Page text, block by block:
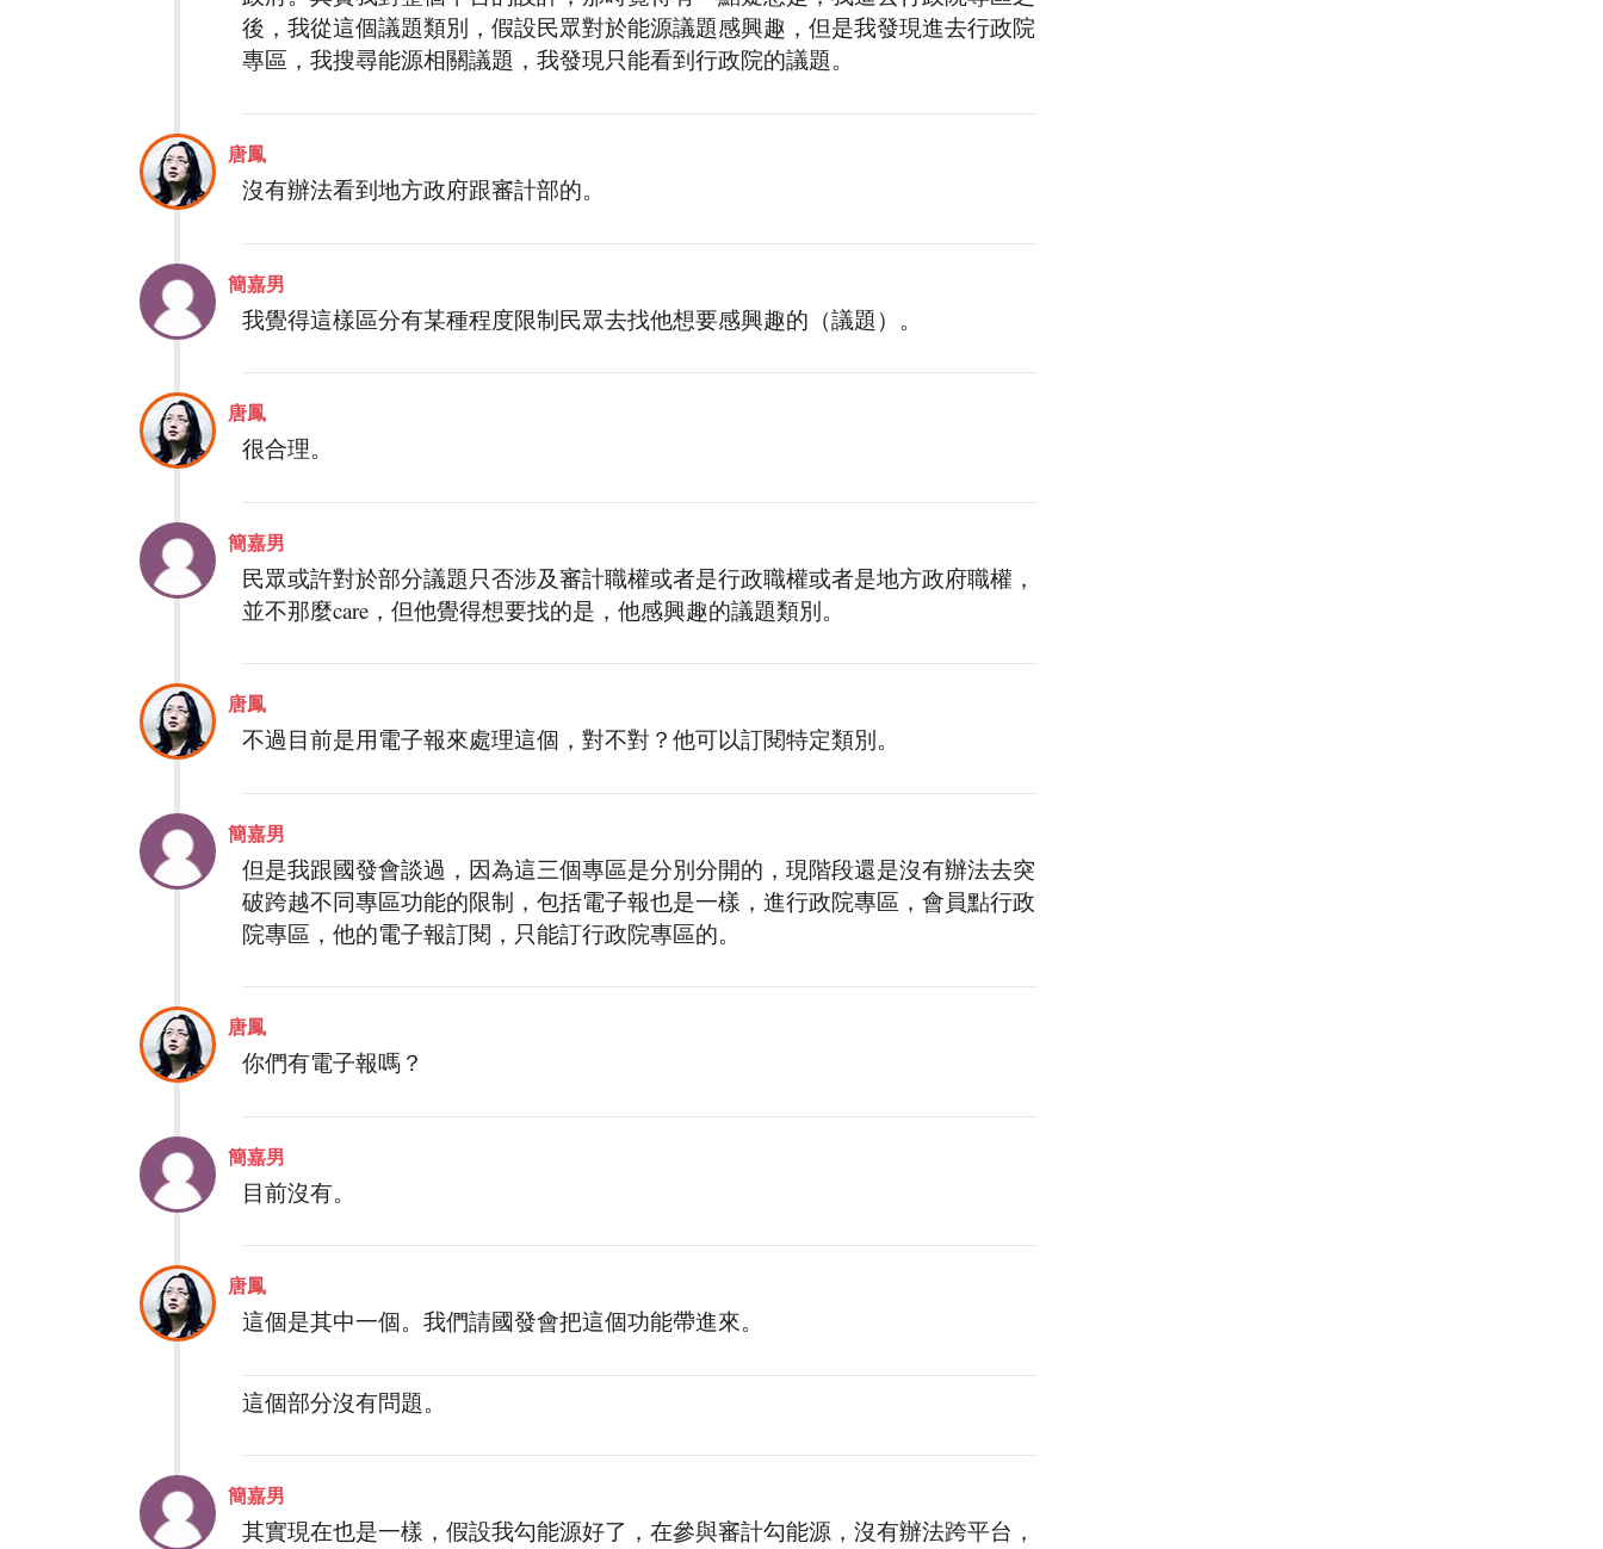
後，我從這個議題類別，假設民眾對於能源議題感興趣，但是我發現進去行政院
專區，我搜尋能源相關議題，我發現只能看到行政院的議題。
唐鳳
沒有辦法看到地方政府跟審計部的。
簡嘉男
我覺得這樣區分有某種程度限制民眾去找他想要感興趣的（議題）。
唐鳳
很合理。
簡嘉男
民眾或許對於部分議題只否涉及審計職權或者是行政職權或者是地方政府職權，
並不那麼care，但他覺得想要找的是，他感興趣的議題類別。
唐鳳
不過目前是用電子報來處理這個，對不對？他可以訂閱特定類別。
簡嘉男
但是我跟國發會談過，因為這三個專區是分別分開的，現階段還是沒有辦法去突
破跨越不同專區功能的限制，包括電子報也是一樣，進行政院專區，會員點行政
院專區，他的電子報訂閱，只能訂行政院專區的。
唐鳳
你們有電子報嗎？
簡嘉男
目前沒有。
唐鳳
這個是其中一個。我們請國發會把這個功能帶進來。
這個部分沒有問題。
簡嘉男
其實現在也是一樣，假設我勾能源好了，在參與審計勾能源，沒有辦法跨平台，